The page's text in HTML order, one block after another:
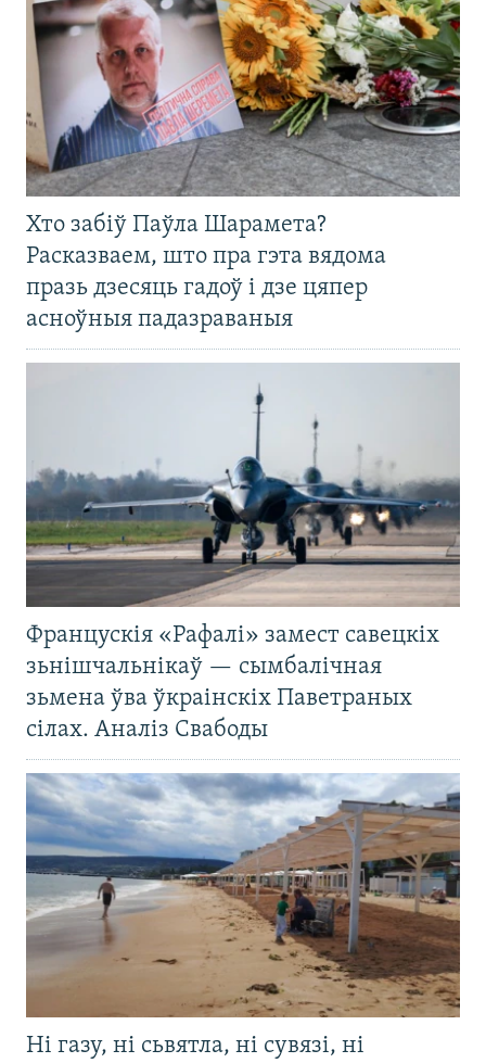
Хто забіў Паўла Шарамета?
Расказваем, што пра гэта вядома
празь дзесяць гадоў і дзе цяпер
асноўныя падазраваныя
Францускія «Рафалі» замест савецкіх
зьнішчальнікаў — сымбалічная
зьмена ўва ўкраінскіх Паветраных
сілах. Аналіз Свабоды
Ні газу, ні сьвятла, ні сувязі, ні